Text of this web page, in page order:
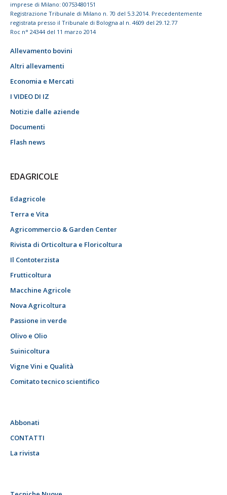
imprese di Milano: 00753480151
Registrazione Tribunale di Milano n. 70 del 5.3.2014. Precedentemente
registrata presso il Tribunale di Bologna al n. 4609 del 29.12.77
Roc n° 24344 del 11 marzo 2014
Allevamento bovini
Altri allevamenti
Economia e Mercati
I VIDEO DI IZ
Notizie dalle aziende
Documenti
Flash news
EDAGRICOLE
Edagricole
Terra e Vita
Agricommercio & Garden Center
Rivista di Orticoltura e Floricoltura
Il Contoterzista
Frutticoltura
Macchine Agricole
Nova Agricoltura
Passione in verde
Olivo e Olio
Suinicoltura
Vigne Vini e Qualità
Comitato tecnico scientifico
Abbonati
CONTATTI
La rivista